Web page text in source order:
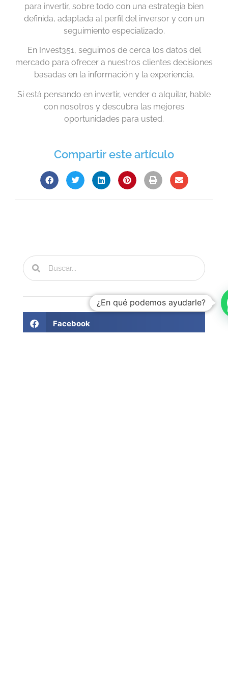
para invertir, sobre todo con una estrategia bien
definida, adaptada al perfil del inversor y con un
seguimiento especializado.
En Invest351, seguimos de cerca los datos del
mercado para ofrecer a nuestros clientes decisiones
basadas en la información y la experiencia.
Si está pensando en invertir, vender o alquilar, hable
con nosotros y descubra las mejores
oportunidades para usted.
Compartir este artículo
Facebook
¿En qué podemos ayudarle?